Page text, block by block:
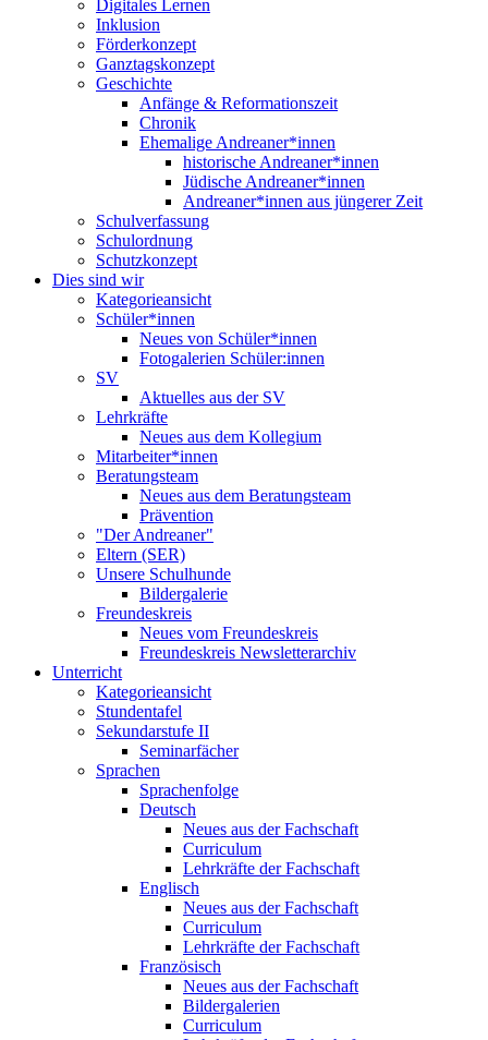
Digitales Lernen
Inklusion
Förderkonzept
Ganztagskonzept
Geschichte
Anfänge & Reformationszeit
Chronik
Ehemalige Andreaner*innen
historische Andreaner*innen
Jüdische Andreaner*innen
Andreaner*innen aus jüngerer Zeit
Schulverfassung
Schulordnung
Schutzkonzept
Dies sind wir
Kategorieansicht
Schüler*innen
Neues von Schüler*innen
Fotogalerien Schüler:innen
SV
Aktuelles aus der SV
Lehrkräfte
Neues aus dem Kollegium
Mitarbeiter*innen
Beratungsteam
Neues aus dem Beratungsteam
Prävention
"Der Andreaner"
Eltern (SER)
Unsere Schulhunde
Bildergalerie
Freundeskreis
Neues vom Freundeskreis
Freundeskreis Newsletterarchiv
Unterricht
Kategorieansicht
Stundentafel
Sekundarstufe II
Seminarfächer
Sprachen
Sprachenfolge
Deutsch
Neues aus der Fachschaft
Curriculum
Lehrkräfte der Fachschaft
Englisch
Neues aus der Fachschaft
Curriculum
Lehrkräfte der Fachschaft
Französisch
Neues aus der Fachschaft
Bildergalerien
Curriculum